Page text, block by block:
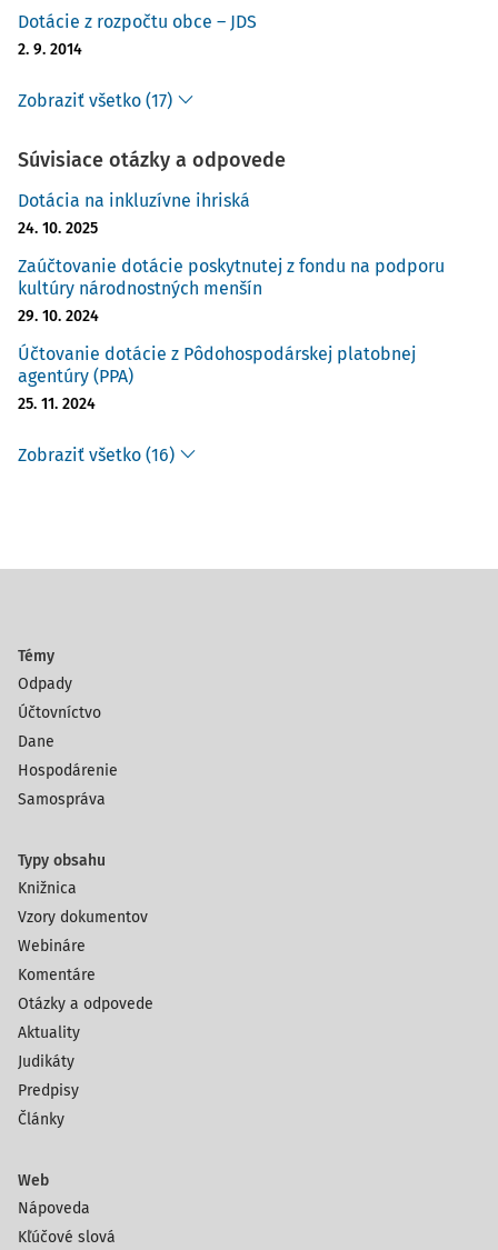
Dotácie z rozpočtu obce – JDS
2. 9. 2014
Zobraziť všetko (17)
Súvisiace otázky a odpovede
Dotácia na inkluzívne ihriská
24. 10. 2025
Zaúčtovanie dotácie poskytnutej z fondu na podporu
kultúry národnostných menšín
29. 10. 2024
Účtovanie dotácie z Pôdohospodárskej platobnej
agentúry (PPA)
25. 11. 2024
Zobraziť všetko (16)
Témy
Odpady
Účtovníctvo
Dane
Hospodárenie
Samospráva
Typy obsahu
Knižnica
Vzory dokumentov
Webináre
Komentáre
Otázky a odpovede
Aktuality
Judikáty
Predpisy
Články
Web
Nápoveda
Kľúčové slová